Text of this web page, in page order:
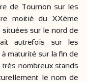
de Tournon sur les
moitié du XXème
sur le nord de
autrefois sur les
maturité sur la fin de
très nombreux stands
le nom de